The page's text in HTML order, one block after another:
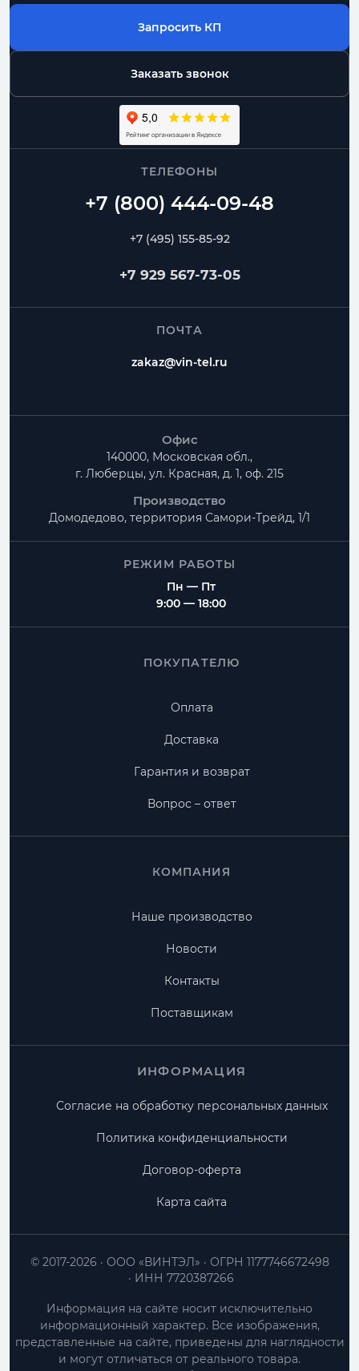
Запросить КП
Заказать звонок
ТЕЛЕФОНЫ
+7 (495) 155-85-92
+7 929 567-73-05
ПОЧТА
zakaz@vin-tel.ru
Офис
140000, Московская обл.,
г. Люберцы, ул. Красная, д. 1, оф. 215
Производство
Домодедово, территория Самори-Трейд, 1/1
РЕЖИМ РАБОТЫ
Пн — Пт
9:00 — 18:00
ПОКУПАТЕЛЮ
Оплата
Доставка
Гарантия и возврат
Вопрос – ответ
КОМПАНИЯ
Наше производство
Новости
Контакты
Поставщикам
ИНФОРМАЦИЯ
Согласие на обработку персональных данных
Политика конфиденциальности
Договор-оферта
Карта сайта
ООО «ВИНТЭЛ»
ОГРН 1177746672498
ИНН 7720387266
© 2017-2026
Информация на сайте носит исключительно
информационный характер. Все изображения,
представленные на сайте, приведены для наглядности
и могут отличаться от реального товара.